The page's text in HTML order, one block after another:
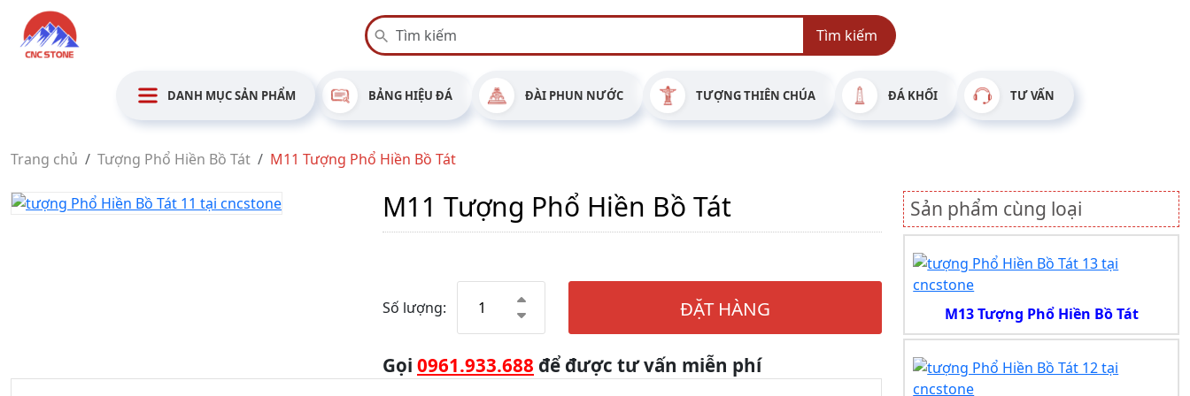
Tìm kiếm
DANH MỤC SẢN PHẨM BẢNG HIỆU ĐÁ ĐÀI PHUN NƯỚC TƯỢNG THIÊN CHÚA ĐÁ KHỐI TƯ VẤN
Trang chủ Tượng Phổ Hiền Bồ Tát M11 Tượng Phổ Hiền Bồ Tát
M11 Tượng Phổ Hiền Bồ Tát
Số lượng: ĐẶT HÀNG
Gọi 0961.933.688 để được tư vấn miễn phí
Sản phẩm cùng loại
M13 Tượng Phổ Hiền Bồ Tát